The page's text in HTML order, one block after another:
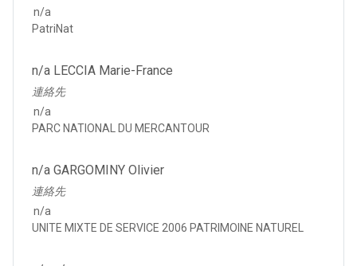
n/a
PatriNat
n/a LECCIA Marie-France
連絡先
n/a
PARC NATIONAL DU MERCANTOUR
n/a GARGOMINY Olivier
連絡先
n/a
UNITE MIXTE DE SERVICE 2006 PATRIMOINE NATUREL